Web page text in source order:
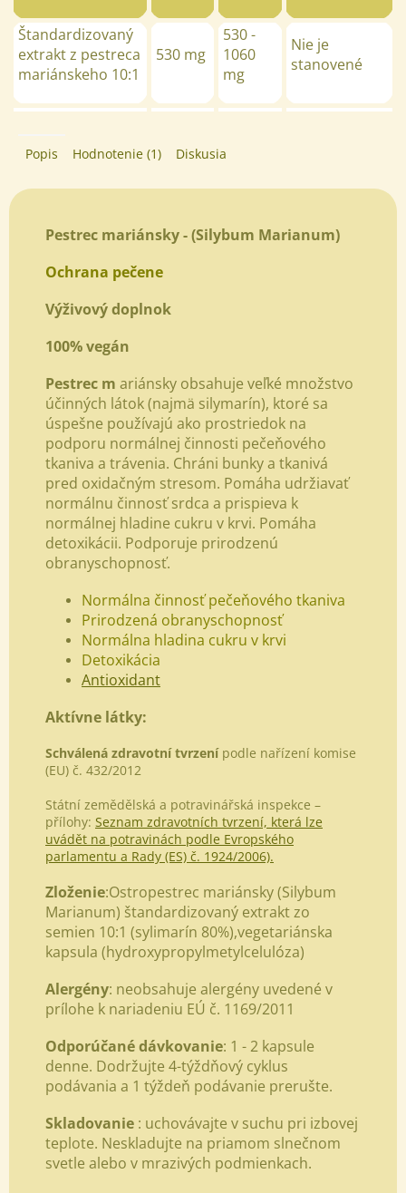
Štandardizovaný
extrakt z pestreca
mariánskeho 10:1
530 mg
530 -
1060
mg
Nie je
stanovené
Popis Hodnotenie (1) Diskusia
Pestrec mariánsky -(Silybum Marianum)
Ochrana pečene
Výživový doplnok
100% vegán
Pestrec m ariánsky obsahuje veľké množstvo
účinných látok (najmä silymarín), ktoré sa
úspešne používajú ako prostriedok na
podporu normálnej činnosti pečeňového
tkaniva a trávenia. Chráni bunky a tkanivá
pred oxidačným stresom. Pomáha udržiavať
normálnu činnosť srdca a prispieva k
normálnej hladine cukru v krvi. Pomáha
detoxikácii. Podporuje prirodzenú
obranyschopnosť.
Normálna činnosť pečeňového tkaniva
Prirodzená obranyschopnosť
Normálna hladina cukru v krvi
Detoxikácia
Antioxidant
Aktívne látky:
Schválená zdravotní tvrzenípodle nařízení komise
(EU) č. 432/2012
Státní zemědělská a potravinářská inspekce –
přílohy: Seznam zdravotních tvrzení, která lze
uvádět na potravinách podle Evropského
parlamentu a Rady (ES) č. 1924/2006).
Zloženie:Ostropestrec mariánsky (Silybum
Marianum) štandardizovaný extrakt zo
semien 10:1 (sylimarín 80%),vegetariánska
kapsula (hydroxypropylmetylcelulóza)
Alergény: neobsahuje alergény uvedené v
prílohe k nariadeniu EÚ č. 1169/2011
Odporúčané dávkovanie: 1 - 2 kapsule
denne. Dodržujte 4-týždňový cyklus
podávania a 1 týždeň podávanie prerušte.
Skladovanie : uchovávajte v suchu pri izbovej
teplote. Neskladujte na priamom slnečnom
svetle alebo v mrazivých podmienkach.